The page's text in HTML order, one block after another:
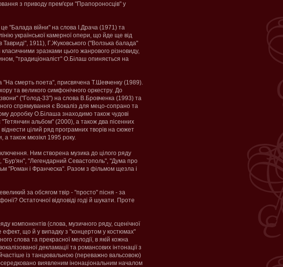
з приводу прем'єри "Прапороносців" у
"Балада війни" на слова І.Драча (1971) та
української камерної опери, що йде ще від
Тавриді", 1911), Г.Жуковського ("Волзька балада"
зразками цього жанрового різновиду,
"традиціоналіст" О.Білаш опиняється на
смерть поета", присвячена Т.Шевченку (1989).
та великого симфонічного оркестру. До
("Голод-33") на слова В.Бровченка (1993) та
спрямування є Вокаліз для мецо-сопрано та
доробку О.Білаша знаходимо також чудові
альбом" (2000), а також два пісенних
цілий ряд програмних творів на сюжет
а також мюзікл 1995 року.
Ним створена музика до цілого ряду
"Бур'ян", "Легендарний Севастополь", "Дума про
"Роман і Франческа". Разом з фільмом щезла і
за обсягом твір - "просто" пісня - за
Остаточної відповіді годі й шукати. Проте
компонентів (слова, музичного ряду, сценічної
ефект, що й у випадку з "концертом у костюмах"
слова та прекрасної мелодії, в якій кожна
декламації та романсових інтонації з
із танцювальною (переважно вальсовою)
виявленим інонаціональним началом